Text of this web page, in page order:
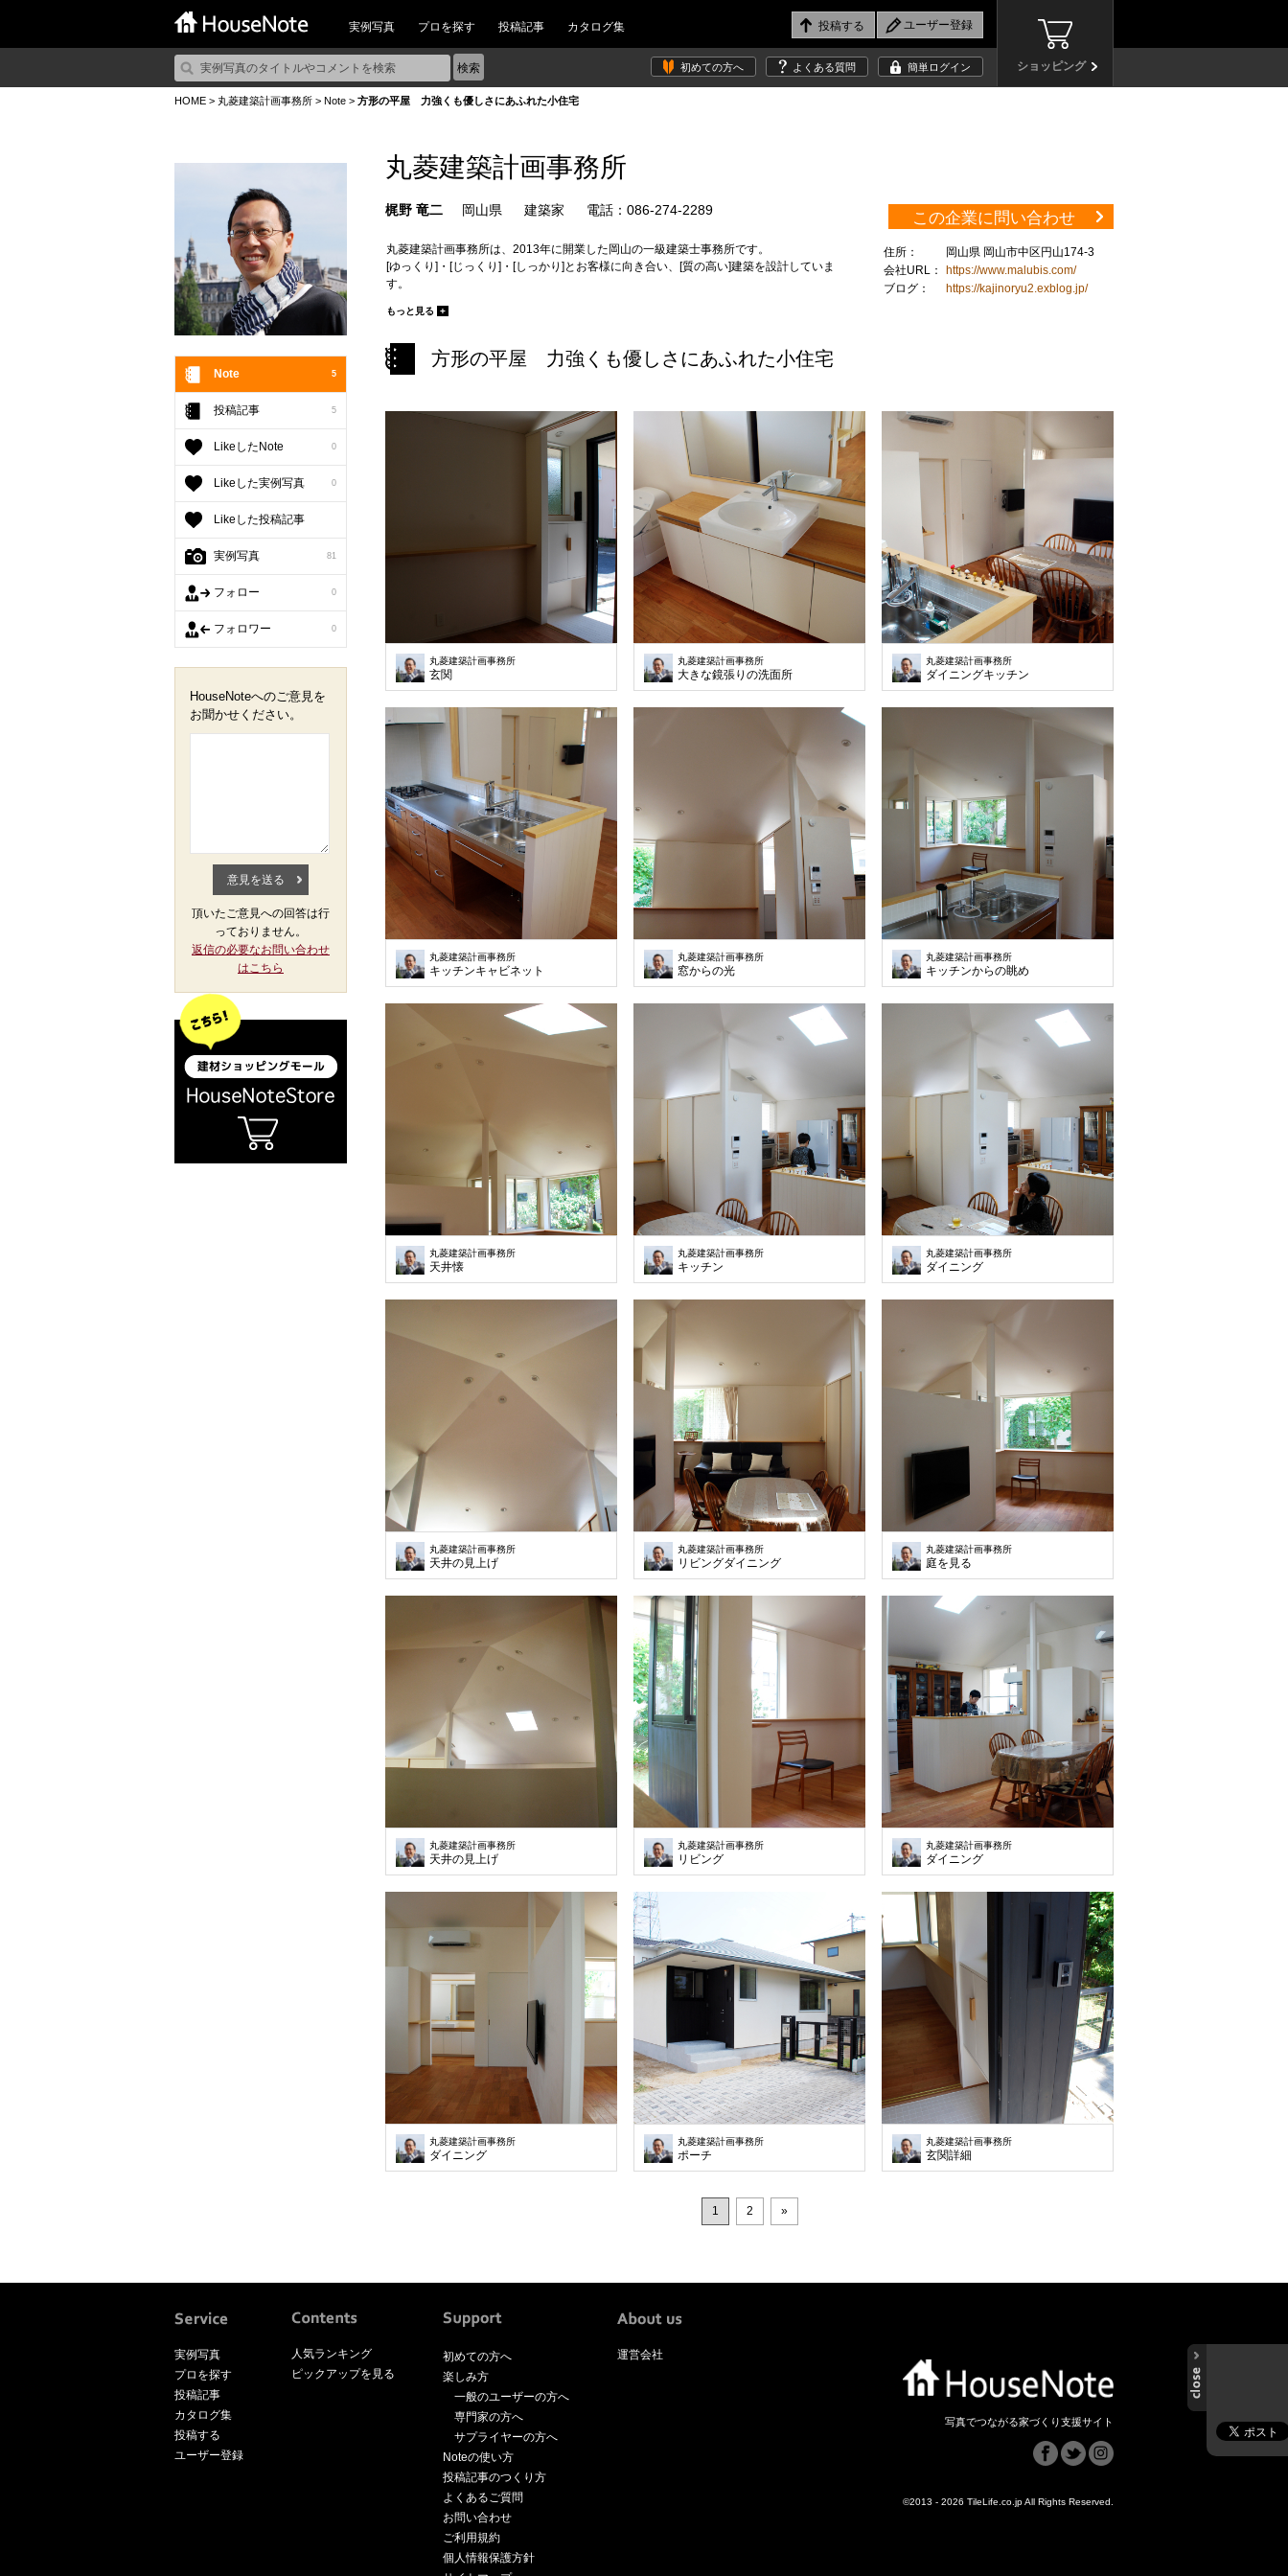
実例写真 プロを探す 投稿記事 カタログ集
ショッピング
初めての方へ よくある質問 簡単ログイン
HOME > 丸菱建築計画事務所 > Note > 方形の平屋 力強くも優しさにあふれた小住宅
Note 5
投稿記事 5
LikeしたNote 0
Likeした実例写真 0
Likeした投稿記事
実例写真 81
フォロー 0
フォロワー 0
HouseNoteへのご意見を
お聞かせください。
頂いたご意見への回答は行
っておりません。
返信の必要なお問い合わせ
はこちら
丸菱建築計画事務所
この企業に問い合わせ
住所：
岡山県 岡山市中区円山174-3
会社URL：
https://www.malubis.com/
ブログ：
https://kajinoryu2.exblog.jp/
梶野 竜二 岡山県 建築家 電話：086-274-2289
丸菱建築計画事務所は、2013年に開業した岡山の一級建築士事務所です。
[ゆっくり]・[じっくり]・[しっかり]とお客様に向き合い、[質の高い]建築を設計していま
す。
木造建築を中心に、木や漆喰など自然素材を積極的に取り入れた意匠を得意としていま
もっと見る +
方形の平屋 力強くも優しさにあふれた小住宅
丸菱建築計画事務所
玄関
丸菱建築計画事務所
大きな鏡張りの洗面所
丸菱建築計画事務所
ダイニングキッチン
丸菱建築計画事務所
キッチンキャビネット
丸菱建築計画事務所
窓からの光
丸菱建築計画事務所
キッチンからの眺め
丸菱建築計画事務所
天井懐
丸菱建築計画事務所
キッチン
丸菱建築計画事務所
ダイニング
丸菱建築計画事務所
天井の見上げ
丸菱建築計画事務所
リビングダイニング
丸菱建築計画事務所
庭を見る
丸菱建築計画事務所
天井の見上げ
丸菱建築計画事務所
リビング
丸菱建築計画事務所
ダイニング
丸菱建築計画事務所
ダイニング
丸菱建築計画事務所
ポーチ
丸菱建築計画事務所
玄関詳細
1 2 »
実例写真
プロを探す
投稿記事
カタログ集
投稿する
ユーザー登録
人気ランキング
ピックアップを見る
初めての方へ
楽しみ方
一般のユーザーの方へ
専門家の方へ
サプライヤーの方へ
Noteの使い方
投稿記事のつくり方
よくあるご質問
お問い合わせ
ご利用規約
個人情報保護方針
運営会社
写真でつながる家づくり支援サイト
©2013 - 2026 TileLife.co.jp All Rights Reserved.